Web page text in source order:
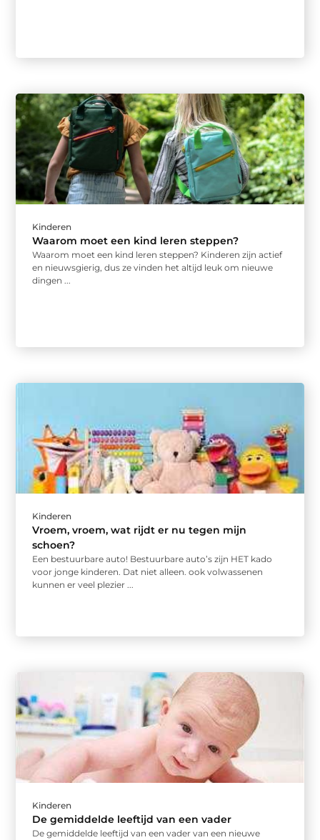
Kinderen
Waarom moet een kind leren steppen?
Waarom moet een kind leren steppen? Kinderen zijn actief
en nieuwsgierig, dus ze vinden het altijd leuk om nieuwe
dingen ...
Kinderen
Vroem, vroem, wat rijdt er nu tegen mijn
schoen?
Een bestuurbare auto! Bestuurbare auto’s zijn HET kado
voor jonge kinderen. Dat niet alleen. ook volwassenen
kunnen er veel plezier ...
Kinderen
De gemiddelde leeftijd van een vader
De gemiddelde leeftijd van een vader van een nieuwe